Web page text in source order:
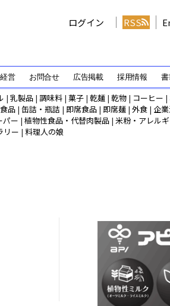
ログイン RSS
営 お問合せ 広告掲載 採用情報
| 乳製品 | 調味料 | 菓子 | 乾麺 | 乾物 | コーヒー |
品 | 缶詰・瓶詰 | 即席食品 | 即席麺 | 外食 | 企
パー | 植物性食品・代替肉製品 | 米粉・アレル
リー | 料理人の娘